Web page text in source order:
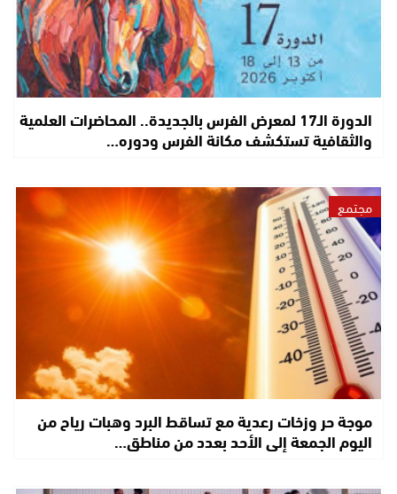
الدورة الـ17 لمعرض الفرس بالجديدة.. المحاضرات العلمية
والثقافية تستكشف مكانة الفرس ودوره…
مجتمع
موجة حر وزخات رعدية مع تساقط البرد وهبات رياح من
اليوم الجمعة إلى الأحد بعدد من مناطق…